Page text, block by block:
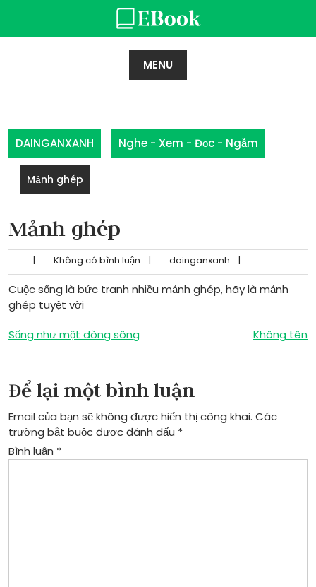
content
MENU
DAINGANXANH Nghe - Xem - Đọc - Ngẫm
Mảnh ghép
Mảnh ghép
| Không có bình luận | dainganxanh |
Cuộc sống là bức tranh nhiều mảnh ghép, hãy là mảnh
ghép tuyệt vời
Điều
bài
viết
Sống như một dòng sông Không tên
Để lại một bình luận
Email của bạn sẽ không được hiển thị công khai. Các
trường bắt buộc được đánh dấu *
Bình luận *